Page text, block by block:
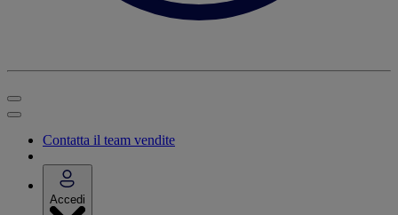
Contatta il team vendite
Accedi